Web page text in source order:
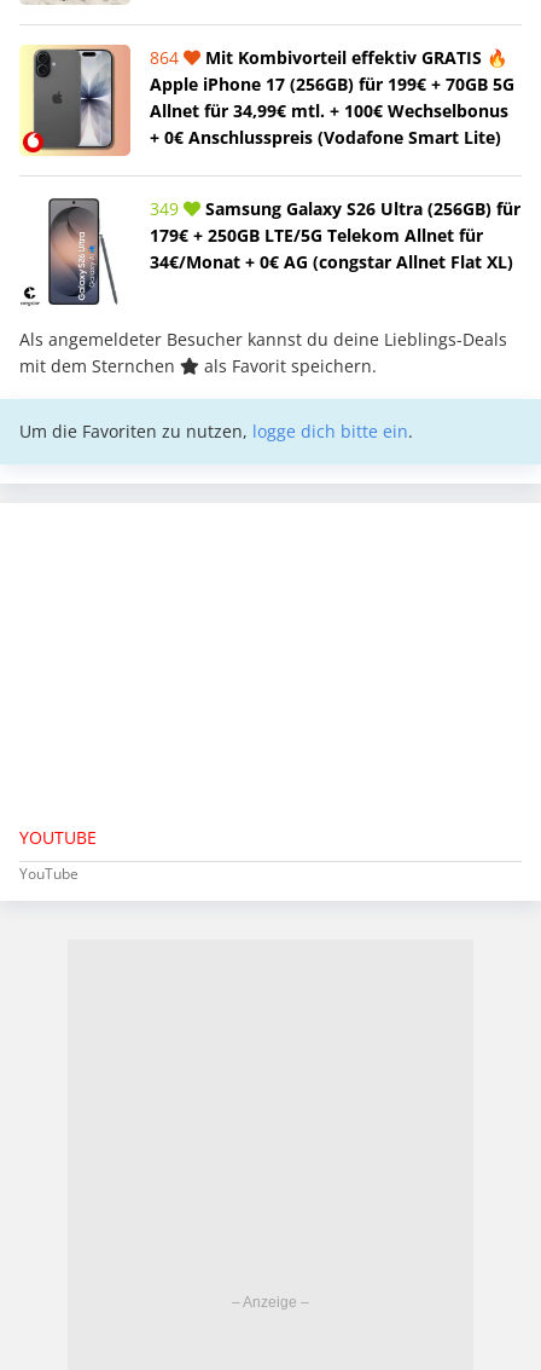
864
Mit Kombivorteil effektiv GRATIS 🔥
Apple iPhone 17 (256GB) für 199€ + 70GB 5G
Allnet für 34,99€ mtl. + 100€ Wechselbonus
+ 0€ Anschlusspreis (Vodafone Smart Lite)
349
Samsung Galaxy S26 Ultra (256GB) für
179€ + 250GB LTE/5G Telekom Allnet für
34€/Monat + 0€ AG (congstar Allnet Flat XL)
Als angemeldeter Besucher kannst du deine Lieblings-Deals
mit dem Sternchen
als Favorit speichern.
Um die Favoriten zu nutzen, logge dich bitte ein.
YOUTUBE
YouTube